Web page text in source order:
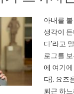
아내를
생각이 든
다’라고
로그를
에 여기
다). 요즈
퇴근 하